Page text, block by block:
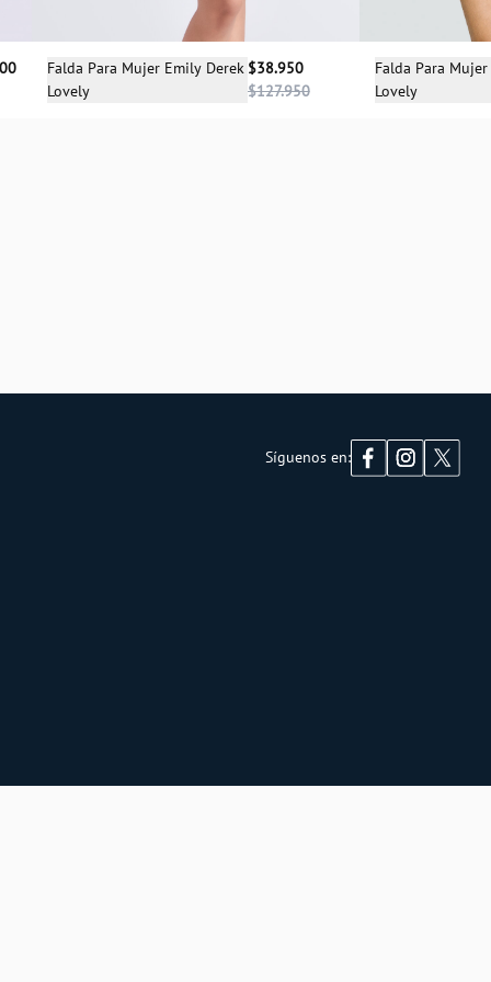
Selecciona una talla
Falda Para Mujer Emily Derek
Lovely
$38.950
$127.950
Falda Para
Lovely
Síguenos en: